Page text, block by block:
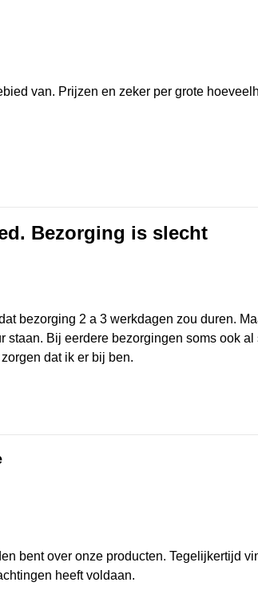
van. Prijzen en zeker per grote
Bezorging is slecht
bezorging 2 a 3 werkdagen zou duren.
staan. Bij eerdere bezorgingen soms ook
dat ik er bij ben.
bent over onze producten. Tegelijkertijd
heeft voldaan.